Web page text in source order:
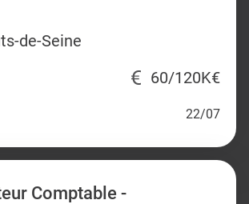
de-Seine
60/120K€
22/07
Comptable -